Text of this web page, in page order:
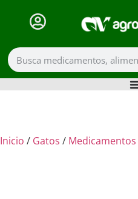
Inicio / Gatos / Medicamentos